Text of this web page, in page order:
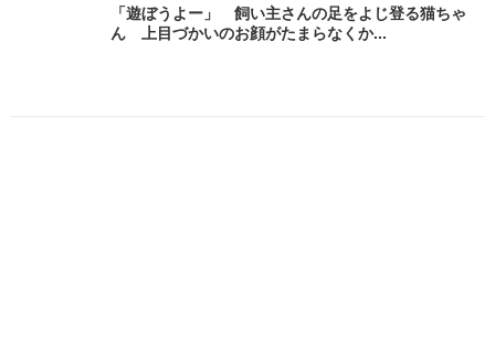
「遊ぼうよー」 飼い主さんの足をよじ登る猫ちゃ
ん 上目づかいのお顔がたまらなくか...